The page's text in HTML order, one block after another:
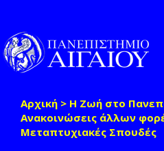
Παράκαμψη προς το κυρίως
Είστε εδώ
Αρχική > Η Ζωή στο
Ανακοινώσεις άλλων
Μεταπτυχιακές Σπουδές